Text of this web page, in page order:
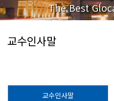
The Best
교수인사말
교수인사말